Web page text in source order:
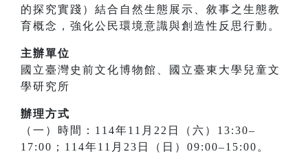
的探究實踐）結合自然生態展示、敘事之生態教
育概念，強化公民環境意識與創造性反思行動。
主辦單位
國立臺灣史前文化博物館、國立臺東大學兒童文
學研究所
辦理方式
（一）時間：114年11月22日（六）13:30–
17:00；114年11月23日（日）09:00–15:00。